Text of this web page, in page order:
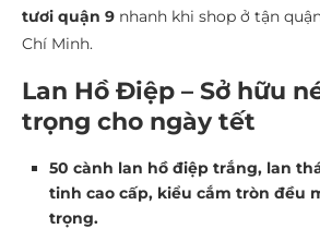
tươi quận 9 nhanh khi shop ở tận
Chí Minh.
Lan Hồ Điệp – Sở hữu
trọng cho ngày tết
50 cành lan hồ điệp trắng, lan
tinh cao cấp, kiểu cắm tròn đều
trọng.